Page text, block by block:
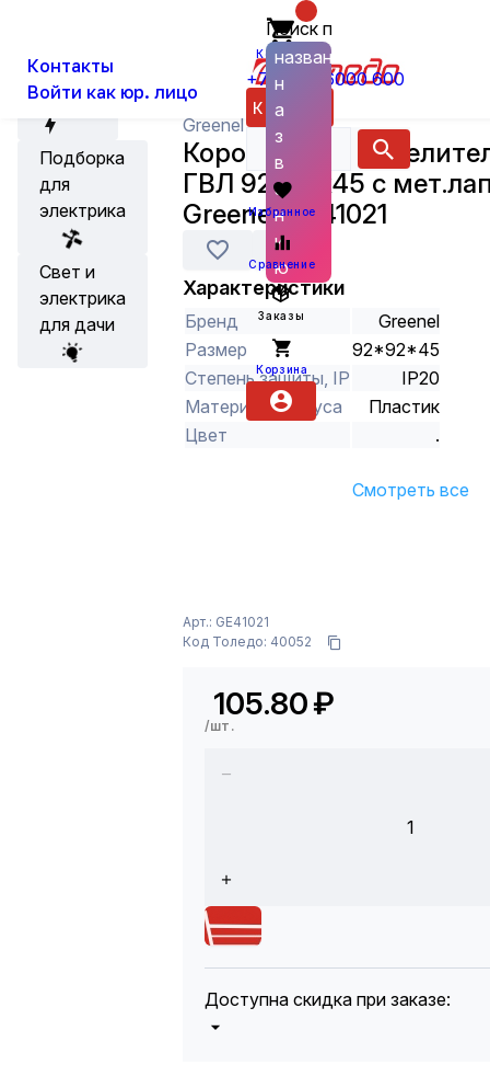
Контакты
Войти как юр. лицо
Корзина
+7 (800) 6000 600
Каталог
Поиск по
названию
н
а
з
в
а
н
и
ю
Избранное
Сравнение
Заказы
Корзина
Акции
Подборка
для
электрика
Свет и
электрика
для дачи
Установка, Выключатели, Розетки
Greenel
Коробка
ГВЛ 92х92х45 с
Greenel GE41021
Характеристики
Бренд
Greenel
Размер
92*92*45
Степень защиты, IP
IP20
Материал корпуса
Пластик
Цвет
.
Смотреть все
Арт.: GE41021
Код Толедо: 40052
105.80₽
/шт.
1
Доступна скидка при заказе: